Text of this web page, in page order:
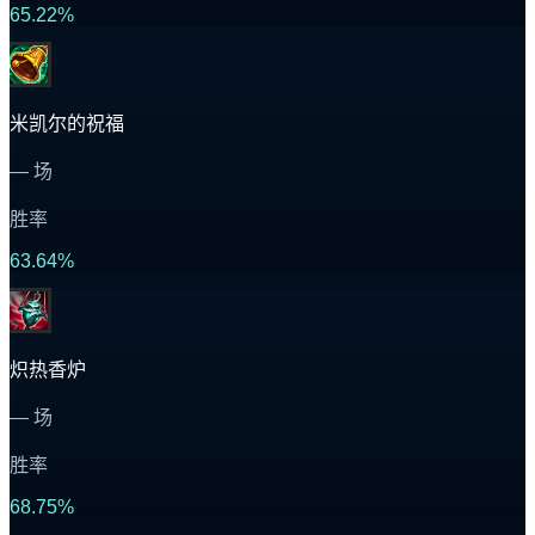
65.22%
米凯尔的祝福
— 场
胜率
63.64%
炽热香炉
— 场
胜率
68.75%